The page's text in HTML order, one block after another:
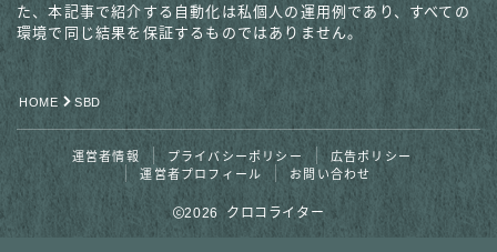
た、本記事で紹介する自動化は私個人の運用例であり、すべての
環境で同じ結果を保証するものではありません。
HOME SBD
運営者情報 プライバシーポリシー
広告ポリシー
運営者プロフィール
お問い合わせ
2026 クロコライター